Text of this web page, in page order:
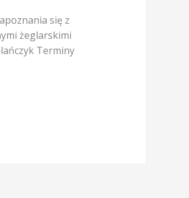
się z
żeglarskimi
Terminy